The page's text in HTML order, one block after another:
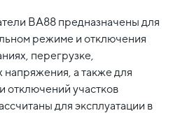
ВА88 предназначены для
режиме и отключения
перегрузке,
а также для
отключений участков
для эксплуатации в